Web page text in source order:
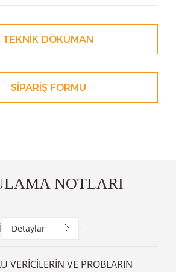
TEKNİK DÖKÜMAN
SİPARİŞ FORMU
NOTLARI
Detaylar
VERİCİLERİN VE PROBLARIN